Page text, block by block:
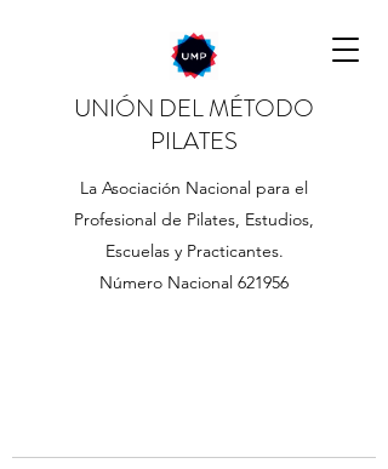
UNIÓN DEL MÉTODO
PILATES
La Asociación Nacional para el
Profesional de Pilates, Estudios,
Escuelas y Practicantes.
Número Nacional 621956